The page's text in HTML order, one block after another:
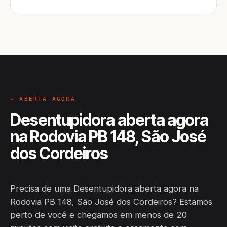
→ ABERTA AGORA
Desentupidora aberta agora
na Rodovia PB 148, São José
dos Cordeiros
Precisa de uma Desentupidora aberta agora na
Rodovia PB 148, São José dos Cordeiros? Estamos
perto de você e chegamos em menos de 20